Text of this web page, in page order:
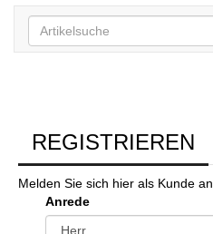
REGISTRIEREN
Melden Sie sich hier als Kunde an.
Anrede